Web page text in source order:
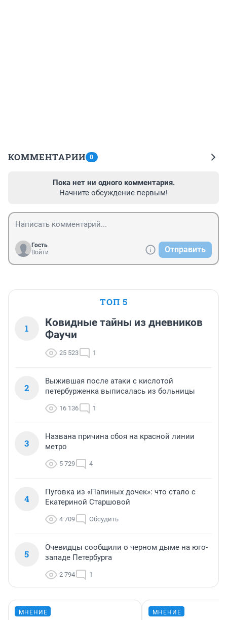
КОММЕНТАРИИ 0
Пока нет ни одного комментария.
Начните обсуждение первым!
Гость
Войти
Отправить
ТОП 5
1
Ковидные тайны из дневников
Фаучи
25 523 1
2
Выжившая после атаки с кислотой
петербурженка выписалась из больницы
16 136 1
3
Названа причина сбоя на красной линии
метро
5 729 4
4
Пуговка из «Папиных дочек»: что стало с
Екатериной Старшовой
4 709 Обсудить
5
Очевидцы сообщили о черном дыме на юго-
западе Петербурга
2 794 1
МНЕНИЕ МНЕНИЕ